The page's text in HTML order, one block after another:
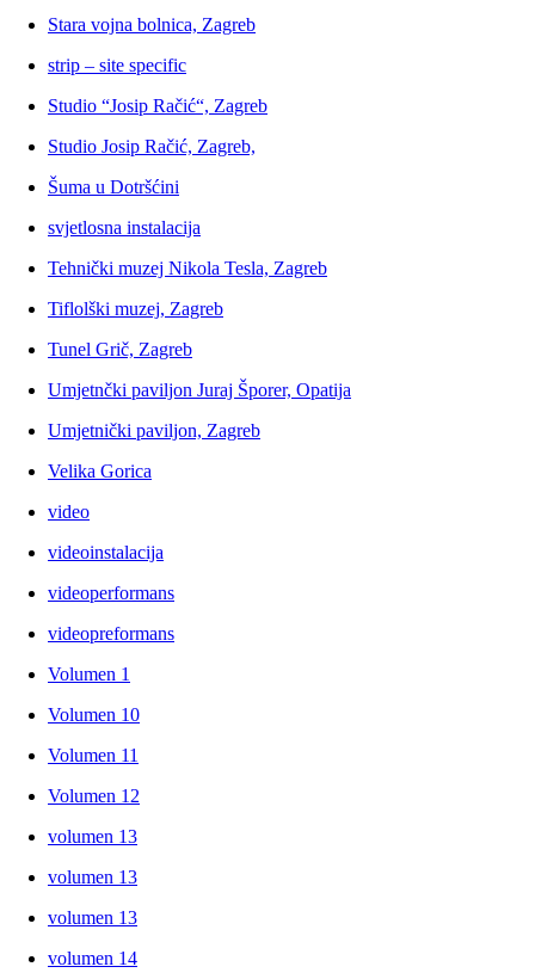
Stara vojna bolnica, Zagreb
strip – site specific
Studio “Josip Račić“, Zagreb
Studio Josip Račić, Zagreb,
Šuma u Dotršćini
svjetlosna instalacija
Tehnički muzej Nikola Tesla, Zagreb
Tiflolški muzej, Zagreb
Tunel Grič, Zagreb
Umjetnčki paviljon Juraj Šporer, Opatija
Umjetnički paviljon, Zagreb
Velika Gorica
video
videoinstalacija
videoperformans
videopreformans
Volumen 1
Volumen 10
Volumen 11
Volumen 12
volumen 13
volumen 13
volumen 13
volumen 14